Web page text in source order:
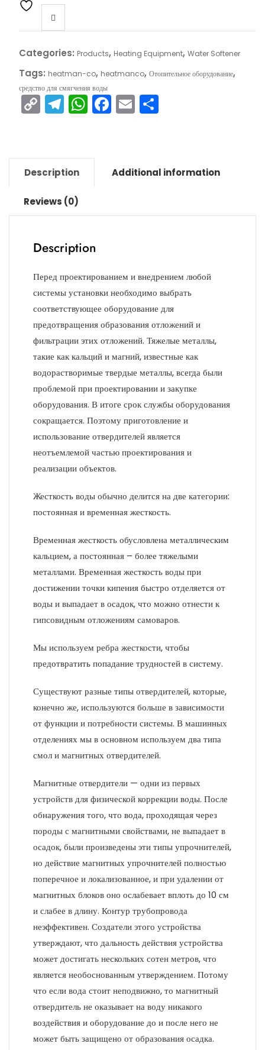
Categories: Products, Heating Equipment, Water Softener
Tags: heatman-co, heatmanco, Отопительное оборудование,
средство для смягчения воды
C
o
y
Li
n
k
T
el
gr
a
m
W
h
ts
p
F
a
b
o
E
m
l
S
e
Description Additional information
Reviews (0)
Description
Перед проектированием и внедрением любой
системы установки необходимо выбрать
соответствующее оборудование для
предотвращения образования отложений и
фильтрации этих отложений. Тяжелые металлы,
такие как кальций и магний, известные как
водорастворимые твердые металлы, всегда были
проблемой при проектировании и закупке
оборудования. В итоге срок службы оборудования
сокращается. Поэтому приготовление и
использование отвердителей является
неотъемлемой частью проектирования и
реализации объектов.
Жесткость воды обычно делится на две категории:
постоянная и временная жесткость.
Временная жесткость обусловлена ​​металлическим
кальцием, а постоянная – более тяжелыми
металлами. Временная жесткость воды при
достижении точки кипения быстро отделяется от
воды и выпадает в осадок, что можно отнести к
гипсовидным отложениям самоваров.
Мы используем ребра жесткости, чтобы
предотвратить попадание трудностей в систему.
Существуют разные типы отвердителей, которые,
конечно же, используются больше в зависимости
от функции и потребности системы. В машинных
отделениях мы в основном используем два типа
смол и магнитных отвердителей.
Магнитные отвердители — одни из первых
устройств для физической коррекции воды. После
обнаружения того, что вода, проходящая через
породы с магнитными свойствами, не выпадает в
осадок, были произведены эти типы упрочнителей,
но действие магнитных упрочнителей полностью
поперечное и локализованное, и при удалении от
магнитных блоков оно ослабевает вплоть до 10 см
и слабее в длину. Контур трубопровода
неэффективен. Создатели этого устройства
утверждают, что дальность действия устройства
может достигать нескольких сотен метров, что
является необоснованным утверждением. Потому
что если вода стоит неподвижно, то магнитный
отвердитель не оказывает на воду никакого
воздействия и оборудование до и после него не
может быть защищено от образования осадка.